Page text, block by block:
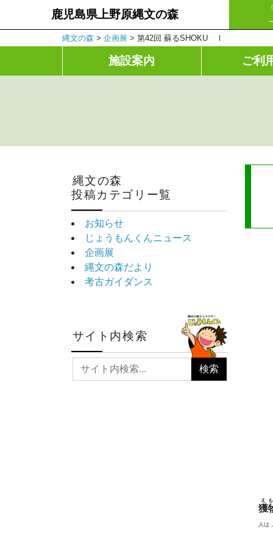
鹿児島県上野原縄文の森
縄文の森 > 企画展 > 第42回 蘇るSHOKU Ⅰ
施設案内 ご利
縄文の森
投稿カテゴリー覧
お知らせ
じょうもんくんニュース
企画展
縄文の森だより
考古ガイダンス
サイト内検索
獲
え
人は